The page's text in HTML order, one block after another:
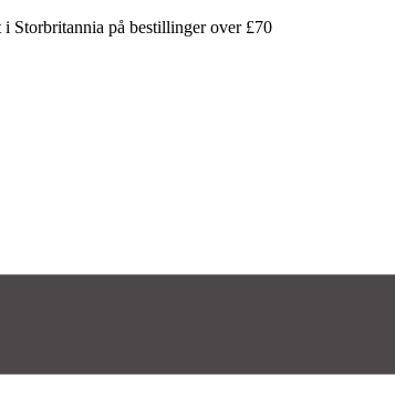
Storbritannia på bestillinger over £70